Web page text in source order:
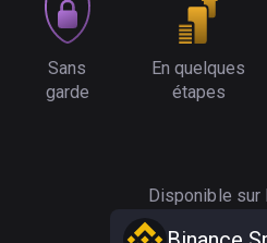
Sans
garde
En quelques
étapes
Disponible sur